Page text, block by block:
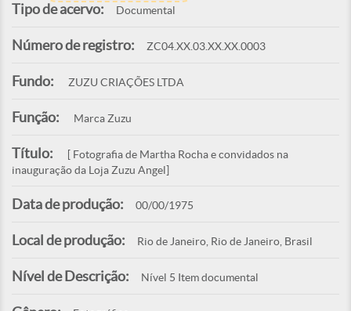
Tipo de acervo: Documental
Número de registro: ZC04.XX.03.XX.XX.0003
Fundo: ZUZU CRIAÇÕES LTDA
Função: Marca Zuzu
Título:
[ Fotografia de Martha Rocha e convidados na
inauguração da Loja Zuzu Angel]
Data de produção: 00/00/1975
Local de produção: Rio de Janeiro, Rio de Janeiro, Brasil
Nível de Descrição: Nível 5 Item documental